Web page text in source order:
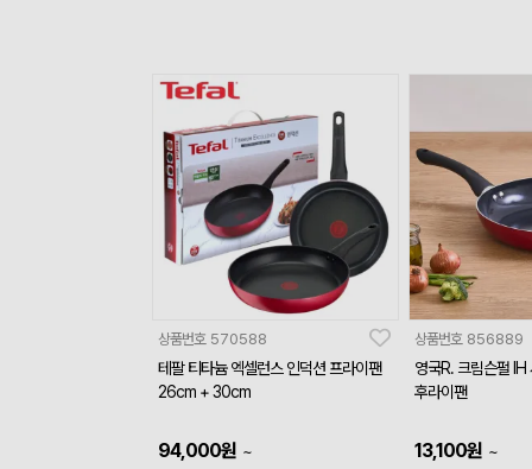
상품번호 570588
테팔 티타늄 엑셀런스 인덕션 프라이팬
26cm + 30cm
94,000원 ~
상품번호 856889
영국R. 크림슨펄
후라이팬
13,100원 ~